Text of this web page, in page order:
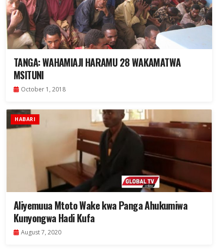
TANGA: WAHAMIAJI HARAMU 28 WAKAMATWA
MSITUNI
October 1, 2018
HABARI
Aliyemuua Mtoto Wake kwa Panga Ahukumiwa
Kunyongwa Hadi Kufa
August 7, 2020